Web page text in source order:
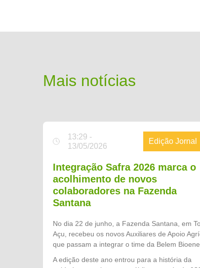
Mais notícias
13:29 -
13/05/2026
Edição Jornal
Integração Safra 2026 marca o
acolhimento de novos
colaboradores na Fazenda
Santana
No dia 22 de junho, a Fazenda Santana, em
Açu, recebeu os novos Auxiliares de Apoio
que passam a integrar o time da Belem
Gente & Gestão, a integração teve como
A edição deste ano entrou para a história da